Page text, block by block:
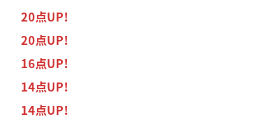
20点UP!
20点UP!
16点UP!
14点UP!
14点UP!